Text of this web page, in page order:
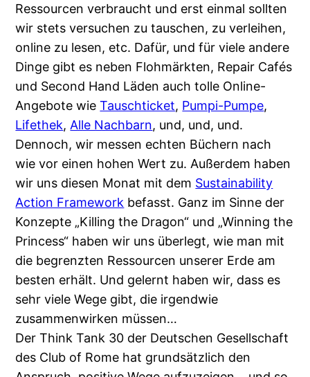
Ressourcen verbraucht und erst einmal sollten
wir stets versuchen zu tauschen, zu verleihen,
online zu lesen, etc. Dafür, und für viele andere
Dinge gibt es neben Flohmärkten, Repair Cafés
und Second Hand Läden auch tolle Online-
Angebote wieTauschticket, Pumpi-Pumpe,
Lifethek,Alle Nachbarn, und, und, und.
Dennoch, wir messen echten Büchern nach
wie vor einen hohen Wert zu. Außerdem haben
wir uns diesen Monat mit dem Sustainability
Action Framework befasst. Ganz im Sinne der
Konzepte „Killing the Dragon“ und „Winning the
Princess“ haben wir uns überlegt, wie man mit
die begrenzten Ressourcen unserer Erde am
besten erhält. Und gelernt haben wir, dass es
sehr viele Wege gibt, die irgendwie
zusammenwirken müssen…
Der Think Tank 30 der Deutschen Gesellschaft
des Club of Rome hat grundsätzlich den